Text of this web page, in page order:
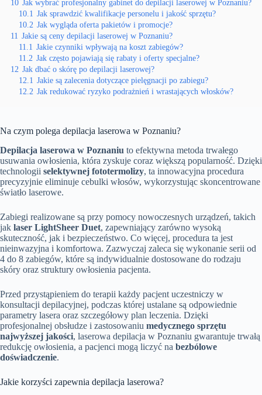
10 Jak wybrać profesjonalny gabinet do depilacji laserowej w Poznaniu?
10.1 Jak sprawdzić kwalifikacje personelu i jakość sprzętu?
10.2 Jak wygląda oferta pakietów i promocje?
11 Jakie są ceny depilacji laserowej w Poznaniu?
11.1 Jakie czynniki wpływają na koszt zabiegów?
11.2 Jak często pojawiają się rabaty i oferty specjalne?
12 Jak dbać o skórę po depilacji laserowej?
12.1 Jakie są zalecenia dotyczące pielęgnacji po zabiegu?
12.2 Jak redukować ryzyko podrażnień i wrastających włosków?
Na czym polega depilacja laserowa w Poznaniu?
Depilacja laserowa w Poznaniu to efektywna metoda trwałego
usuwania owłosienia, która zyskuje coraz większą popularność. Dzięki
technologii selektywnej fototermolizy, ta innowacyjna procedura
precyzyjnie eliminuje cebulki włosów, wykorzystując skoncentrowane
światło laserowe.
Zabiegi realizowane są przy pomocy nowoczesnych urządzeń, takich
jak laser LightSheer Duet, zapewniający zarówno wysoką
skuteczność, jak i bezpieczeństwo. Co więcej, procedura ta jest
nieinwazyjna i komfortowa. Zazwyczaj zaleca się wykonanie serii od
4 do 8 zabiegów, które są indywidualnie dostosowane do rodzaju
skóry oraz struktury owłosienia pacjenta.
Przed przystąpieniem do terapii każdy pacjent uczestniczy w
konsultacji depilacyjnej, podczas której ustalane są odpowiednie
parametry lasera oraz szczegółowy plan leczenia. Dzięki
profesjonalnej obsłudze i zastosowaniu medycznego sprzętu
najwyższej jakości, laserowa depilacja w Poznaniu gwarantuje trwałą
redukcję owłosienia, a pacjenci mogą liczyć na bezbólowe
doświadczenie.
Jakie korzyści zapewnia depilacja laserowa?